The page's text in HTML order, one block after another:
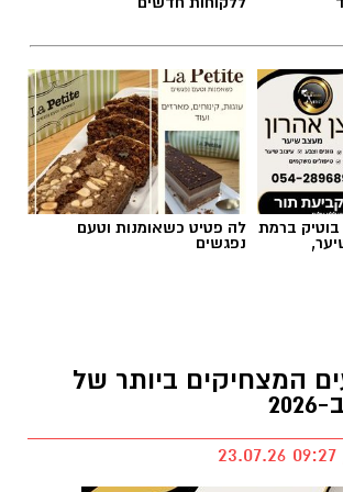
הפוליטיקה הישראלית לפזמון
לא רק בקלפי: 6 שירים שהפכו את הפוליטיקה
ועד יוקר המחיה, מהסטיקרים
החלום לברוח ללונדון – הרבה
בוטיק ברמת לה פטיט כשאומנות וטעם
נפגשים
המצחיקים ביותר של